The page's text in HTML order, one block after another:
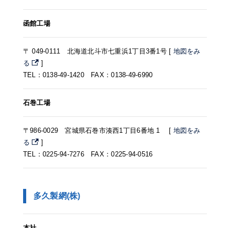
函館工場
〒 049-0111 北海道北斗市七重浜1丁目3番1号 [ 地図をみ
る
]
TEL：0138-49-1420 FAX：0138-49-6990
石巻工場
〒986-0029 宮城県石巻市湊西1丁目6番地 1 [ 地図をみ
る
]
TEL：0225-94-7276 FAX：0225-94-0516
多久製網(株)